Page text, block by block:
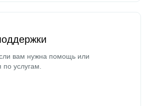
вам нужна помощь или
по услугам.